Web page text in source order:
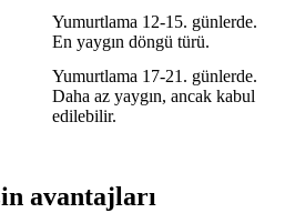
Yumurtlama 12-15. günlerde.
En yaygın döngü türü.
Yumurtlama 17-21. günlerde.
Daha az yaygın, ancak kabul
edilebilir.
avantajları